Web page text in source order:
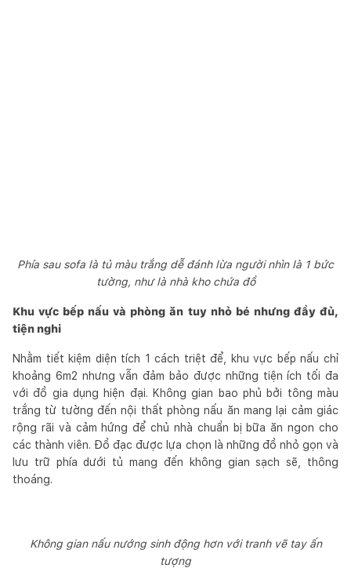
Phía sau sofa là tủ màu trắng dễ đánh lừa người nhìn là 1 bức
tường, như là nhà kho chứa đồ
Khu vực bếp nấu và phòng ăn tuy nhỏ bé nhưng đầy đủ,
tiện nghi
Nhằm tiết kiệm diện tích 1 cách triệt để, khu vực bếp nấu chỉ
khoảng 6m2 nhưng vẫn đảm bảo được những tiện ích tối đa
với đồ gia dụng hiện đại. Không gian bao phủ bởi tông màu
trắng từ tường đến nội thất phòng nấu ăn mang lại cảm giác
rộng rãi và cảm hứng để chủ nhà chuẩn bị bữa ăn ngon cho
các thành viên. Đồ đạc được lựa chọn là những đồ nhỏ gọn và
lưu trữ phía dưới tủ mang đến không gian sạch sẽ, thông
thoáng.
Không gian nấu nướng sinh động hơn với tranh vẽ tay ấn
tượng